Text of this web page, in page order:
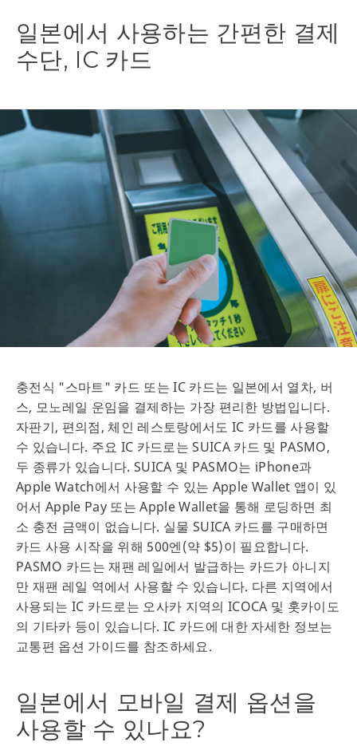
일본에서 사용하는 간편한 결제
수단, IC 카드
충전식 "스마트" 카드 또는 IC 카드는 일본에서 열차, 버
스, 모노레일 운임을 결제하는 가장 편리한 방법입니다.
자판기, 편의점, 체인 레스토랑에서도 IC 카드를 사용할
수 있습니다. 주요 IC 카드로는 SUICA 카드 및 PASMO,
두 종류가 있습니다. SUICA 및 PASMO는 iPhone과
Apple Watch에서 사용할 수 있는 Apple Wallet 앱이 있
어서 Apple Pay 또는 Apple Wallet을 통해 로딩하면 최
소 충전 금액이 없습니다. 실물 SUICA 카드를 구매하면
카드 사용 시작을 위해 500엔(약 $5)이 필요합니다.
PASMO 카드는 재팬 레일에서 발급하는 카드가 아니지
만 재팬 레일 역에서 사용할 수 있습니다. 다른 지역에서
사용되는 IC 카드로는 오사카 지역의 ICOCA 및 홋카이도
의 기타카 등이 있습니다. IC 카드에 대한 자세한 정보는
교통편 옵션 가이드를 참조하세요.
일본에서 모바일 결제 옵션을
사용할 수 있나요?